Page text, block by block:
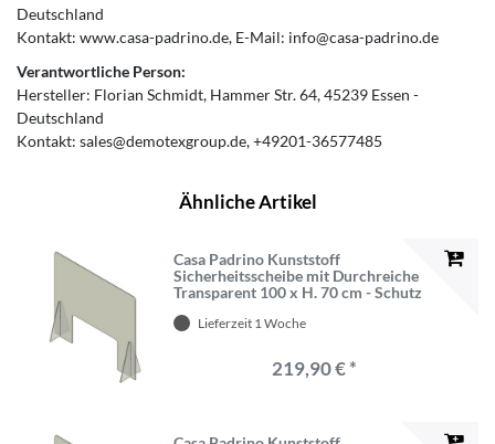
Deutschland
Kontakt: www.casa-padrino.de E-Mail: info@casa-padrino.de
Verantwortliche Person:
Hersteller: Florian Schmidt Hammer Str.64 45239 Essen
Deutschland
Kontakt: sales@demotexgroup.de +49201-36577485
Ähnliche Artikel
Casa Padrino Kunststoff
Sicherheitsscheibe mit Durchreiche
Transparent 100 x H. 70 cm - Schutz
Empfangstheken
Lieferzeit 1 Woche
219,90 € *